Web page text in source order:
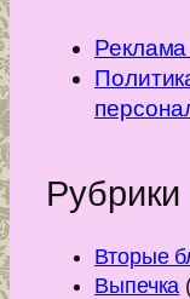
Рубрики
Вторые
Выпечка